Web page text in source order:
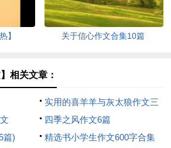
】 关于信心作文合集10篇
相关文章：
实用的喜羊羊与灰太狼作文三
篇四季之风作文6篇
篇)
精选书小学生作文600字合集